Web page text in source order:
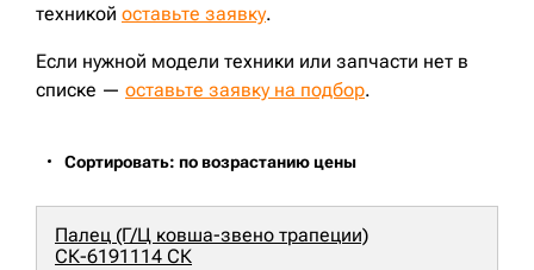
техникой оставьте заявку.
Если нужной модели техники или запчасти нет в
списке — оставьте заявку на подбор.
Сортировать: по возрастанию цены
Палец (Г/Ц ковша-звено трапеции)
СК-6191114 СК